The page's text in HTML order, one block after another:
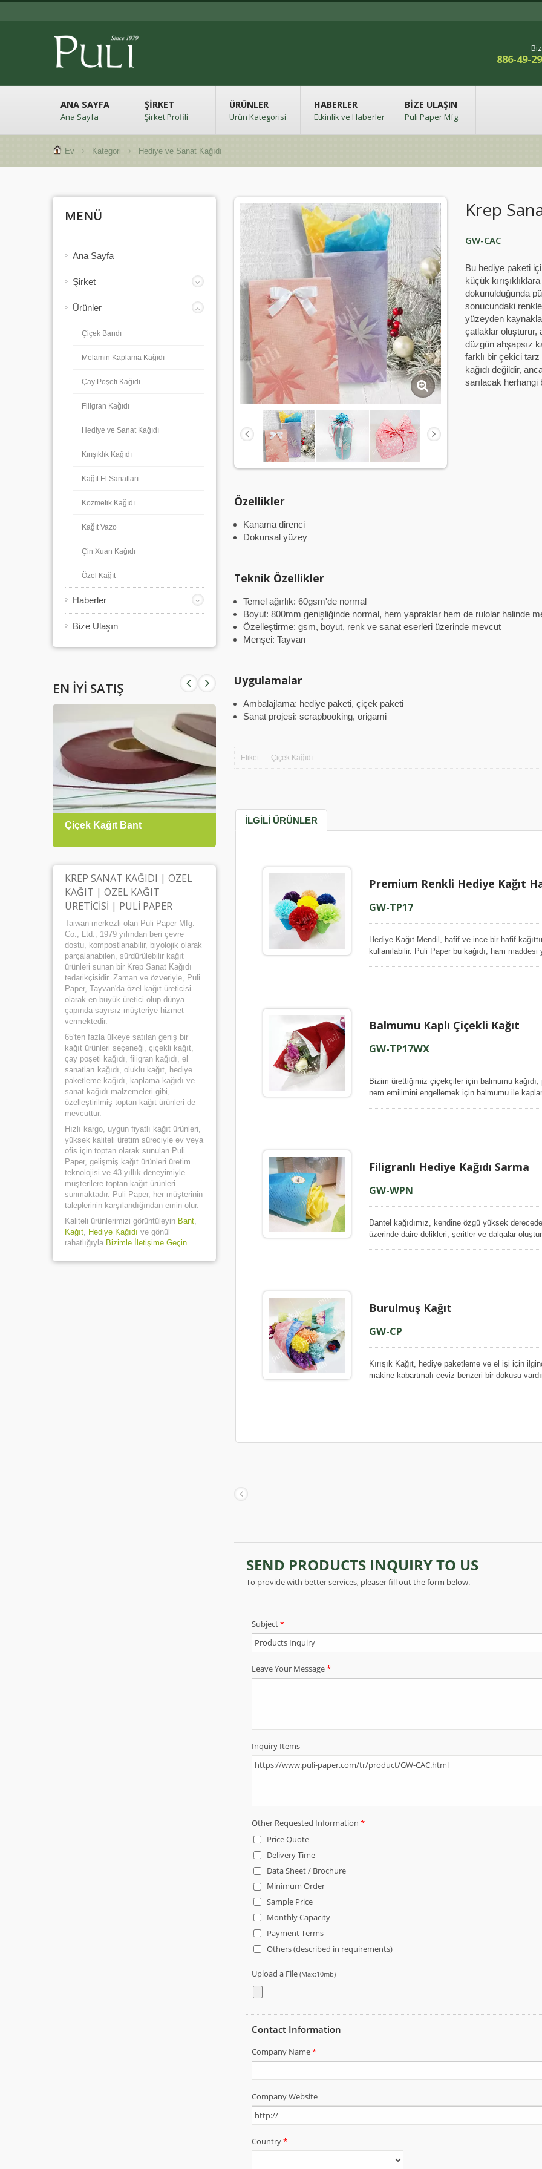
886-49-
ANA SAYFA
Ana Sayfa
ŞIRKET
Şirket Profili
ÜRÜNLER
Ürün Kategorisi
HABERLER
Etkinlik ve Haberler
BIZE ULAŞIN
Puli Paper Mfg.
Ev Kategori Hediye ve Sanat Kağıdı
MENÜ
Ana Sayfa
Şirket
Ürünler
Çiçek Bandı
Melamin Kaplama Kağıdı
Çay Poşeti Kağıdı
Filigran Kağıdı
Hediye ve Sanat Kağıdı
Kırışıklık Kağıdı
Kağıt El Sanatları
Kozmetik Kağıdı
Kağıt Vazo
Çin Xuan Kağıdı
Özel Kağıt
Haberler
Bize Ulaşın
EN İYI SATIŞ
Çiçek Kağıt Bant Hediye Peçetesi Kağıdı
KREP SANAT KAĞIDI | ÖZEL
KAĞIT | ÖZEL KAĞIT
ÜRETICISI | PULI PAPER
Taiwan merkezli olan Puli Paper Mfg.
Co., Ltd., 1979 yılından beri çevre
dostu, kompostlanabilir, biyolojik olarak
parçalanabilen, sürdürülebilir kağıt
ürünleri sunan bir Krep Sanat Kağıdı
tedarikçisidir. Zaman ve özveriyle, Puli
Paper, Tayvan'da özel kağıt üreticisi
olarak en büyük üretici olup dünya
çapında sayısız müşteriye hizmet
vermektedir.
65'ten fazla ülkeye satılan geniş bir
kağıt ürünleri seçeneği, çiçekli kağıt,
çay poşeti kağıdı, filigran kağıdı, el
sanatları kağıdı, oluklu kağıt, hediye
paketleme kağıdı, kaplama kağıdı ve
sanat kağıdı malzemeleri gibi,
özelleştirilmiş toptan kağıt ürünleri de
mevcuttur.
Hızlı kargo, uygun fiyatlı kağıt ürünleri,
yüksek kaliteli üretim süreciyle ev veya
ofis için toptan olarak sunulan Puli
Paper, gelişmiş kağıt ürünleri üretim
teknolojisi ve 43 yıllık deneyimiyle
müşterilere toptan kağıt ürünleri
sunmaktadır. Puli Paper, her müşterinin
taleplerinin karşılandığından emin olur.
Kaliteli ürünlerimizi görüntüleyin Bant,
Kağıt, Hediye Kağıdı ve gönül
rahatlığıyla Bizimle İletişime Geçin.
Krep
GW-CAC
Bu hediye paketi
küçük
dokunulduğunda
sonucundaki
yüzeyden
çatlaklar oluşturur,
düzgün ahşapsız
farklı bir çekici
kağıdı değildir,
sarılacak
Özellikler
Kanama direnci
Dokunsal yüzey
Teknik Özellikler
Temel ağırlık: 60gsm'de normal
Boyut: 800mm genişliğinde normal, hem yapraklar hem de rulolar halinde
Özelleştirme: gsm, boyut, renk ve sanat eserleri üzerinde mevcut
Menşei: Tayvan
Uygulamalar
Ambalajlama: hediye paketi, çiçek paketi
Sanat projesi: scrapbooking, origami
Etiket Çiçek Kağıdı
İLGILI ÜRÜNLER
Premium Renkli Hediye Kağıt
GW-TP17
Hediye Kağıt Mendil, hafif ve ince bir hafif
kullanılabilir. Puli Paper bu kağıdı, ham
Balmumu Kaplı Çiçekli Kağıt
GW-TP17WX
Bizim ürettiğimiz çiçekçiler için balmumu kağıdı,
nem emilimini engellemek için balmumu ile
Filigranlı Hediye Kağıdı Sarma
GW-WPN
Dantel kağıdımız, kendine özgü yüksek
üzerinde daire delikleri, şeritler ve dalgalar
Burulmuş Kağıt
GW-CP
Kırışık Kağıt, hediye paketleme ve el işi için
makine kabartmalı ceviz benzeri bir dokusu